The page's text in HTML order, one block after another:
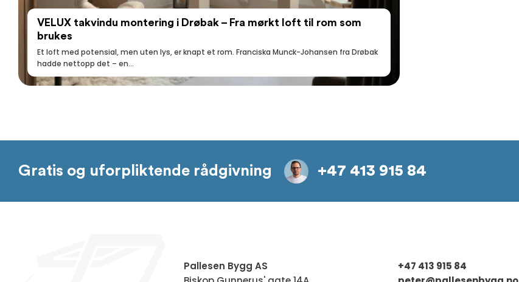
VELUX takvindu montering i Drøbak – Fra mørkt loft til rom som
brukes
Et loft med potensial, men uten lys, er knapt et rom. Franciska Munck-Johansen fra Drøbak
hadde nettopp det – en...
Gratis og uforpliktende rådgivning +47 413 915 84
Pallesen Bygg AS
+47 413 915 84